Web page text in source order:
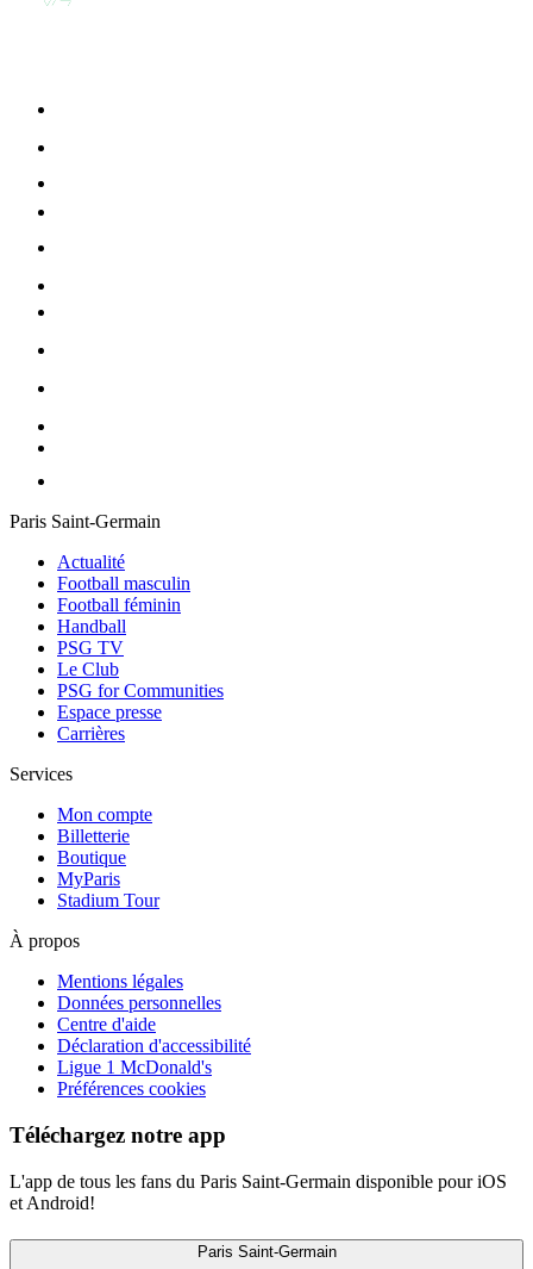
Paris Saint-Germain
Actualité
Football masculin
Football féminin
Handball
PSG TV
Le Club
PSG for Communities
Espace presse
Carrières
Services
Mon compte
Billetterie
Boutique
MyParis
Stadium Tour
À propos
Mentions légales
Données personnelles
Centre d'aide
Déclaration d'accessibilité
Ligue 1 McDonald's
Préférences cookies
Téléchargez notre app
L'app de tous les fans du Paris Saint-Germain disponible pour iOS
et Android!
Paris Saint-Germain